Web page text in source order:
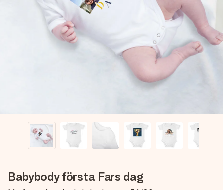
Gratis hälsning
Skapa något unikt med bara några få steg – med hennes
namn, ditt foto eller ett meddelande som verkligen berör
hennes hjärta. Inget krångel, bara med all kärlek för stunden.
Babybody första Fars dag